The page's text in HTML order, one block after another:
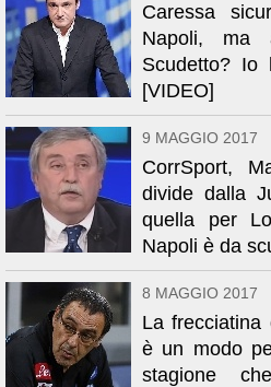
Caressa
Napoli, ma
Scudetto? Io
[VIDEO]
9 MAGGIO 2017
CorrSport,
divide dalla
quella per
Napoli è da
8 MAGGIO 2017
La frecciatina
è un modo
stagione